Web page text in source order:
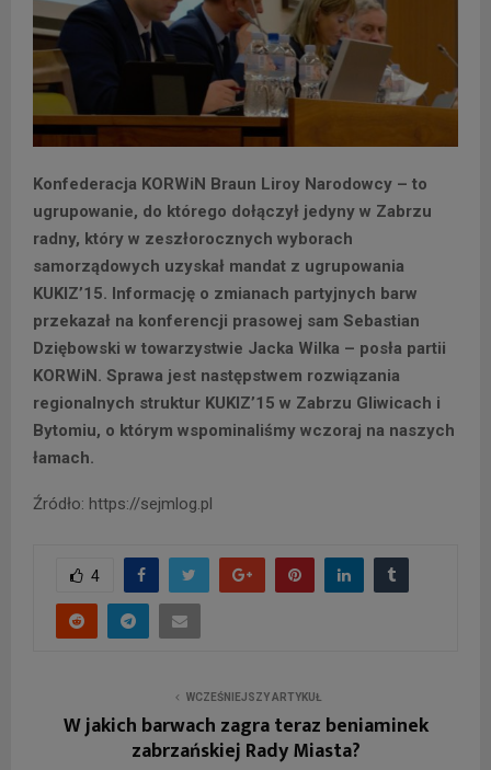
Konfederacja KORWiN Braun Liroy Narodowcy – to
ugrupowanie, do którego dołączył jedyny w Zabrzu
radny, który w zeszłorocznych wyborach
samorządowych uzyskał mandat z ugrupowania
KUKIZ’15. Informację o zmianach partyjnych barw
przekazał na konferencji prasowej sam Sebastian
Dziębowski w towarzystwie Jacka Wilka – posła partii
KORWiN. Sprawa jest następstwem rozwiązania
regionalnych struktur KUKIZ’15 w Zabrzu Gliwicach i
Bytomiu, o którym wspominaliśmy wczoraj na naszych
łamach.
Źródło: https://sejmlog.pl
4
WCZEŚNIEJSZY ARTYKUŁ
W jakich barwach zagra teraz beniaminek
zabrzańskiej Rady Miasta?